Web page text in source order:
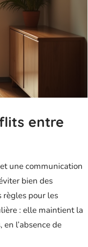
entre
une communication
bien des
règles pour les
: elle maintient la
l’absence de